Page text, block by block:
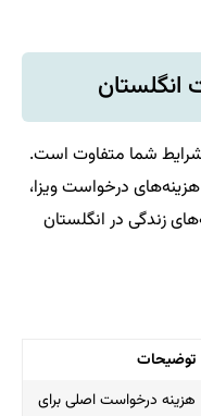
انگلستان
شرایط شما متفاوت است.
درخواست ویزا،
زندگی در انگلستان
توضیحات
هزینه درخواست اصلی برای